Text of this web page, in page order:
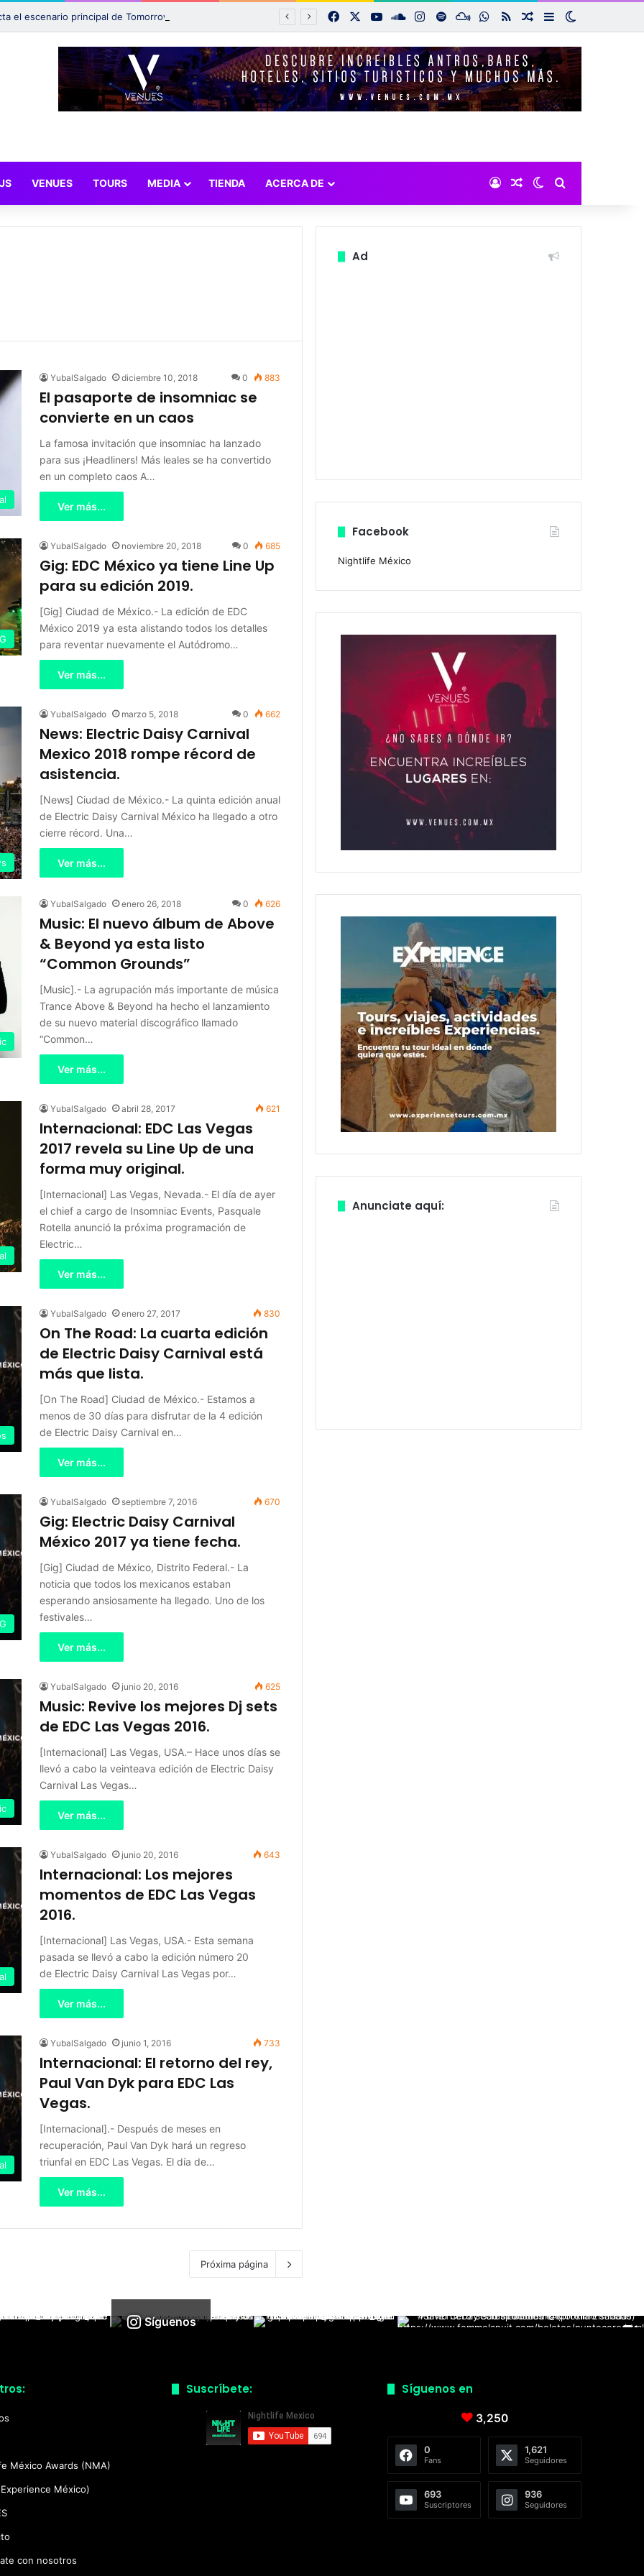
FacebookYouTubeSoundCloud
Instagram
SpotifyMixcloudWhatsApp
RSS Noticias aleatorias
Sidebar
VENUES TOURS MEDIA TIENDA ACERCA DE Iniciar sesión
Noticias aleatorias
Switch skin
Buscar por:
YubalSalgado diciembre 10, 2018 0 883
El pasaporte de insomniac se
convierte en un caos
La famosa invitación que insomniac ha lanzado
para sus ¡Headliners! Más leales se ha convertido
en un completo caos A…
Ver más...
YubalSalgado noviembre 20, 2018 0 685
Gig: EDC México ya tiene Line Up
para su edición 2019.
[Gig] Ciudad de México.- La edición de EDC
México 2019 ya esta alistando todos los detalles
para reventar nuevamente el Autódromo…
Ver más...
YubalSalgado marzo 5, 2018 0 662
News: Electric Daisy Carnival
Mexico 2018 rompe récord de
asistencia.
[News] Ciudad de México.- La quinta edición anual
de Electric Daisy Carnival México ha llegado a otro
cierre récord. Una…
Ver más...
YubalSalgado enero 26, 2018 0 626
Music: El nuevo álbum de Above
& Beyond ya esta listo
“Common Grounds”
[Music].- La agrupación más importante de música
Trance Above & Beyond ha hecho el lanzamiento
de su nuevo material discográfico llamado
“Common…
Ver más...
YubalSalgado abril 28, 2017 621
Internacional: EDC Las Vegas
2017 revela su Line Up de una
forma muy original.
[Internacional] Las Vegas, Nevada.- El día de ayer
el chief a cargo de Insomniac Events, Pasquale
Rotella anunció la próxima programación de
Electric…
Ver más...
YubalSalgado enero 27, 2017 830
On The Road: La cuarta edición
de Electric Daisy Carnival está
más que lista.
[On The Road] Ciudad de México.- Estamos a
menos de 30 días para disfrutar de la 4 edición
de Electric Daisy Carnival en…
Ver más...
YubalSalgado septiembre 7, 2016 670
Gig: Electric Daisy Carnival
México 2017 ya tiene fecha.
[Gig] Ciudad de México, Distrito Federal.- La
noticia que todos los mexicanos estaban
esperando ansiosamente ha llegado. Uno de los
festivales…
Ver más...
YubalSalgado junio 20, 2016 625
Music: Revive los mejores Dj sets
de EDC Las Vegas 2016.
[Internacional] Las Vegas, USA.– Hace unos días se
llevó a cabo la veinteava edición de Electric Daisy
Carnival Las Vegas…
Ver más...
YubalSalgado junio 20, 2016 643
Internacional: Los mejores
momentos de EDC Las Vegas
2016.
[Internacional] Las Vegas, USA.- Esta semana
pasada se llevó a cabo la edición número 20
de Electric Daisy Carnival Las Vegas por…
Ver más...
YubalSalgado junio 1, 2016 733
Internacional: El retorno del rey,
Paul Van Dyk para EDC Las
Vegas.
[Internacional].- Después de meses en
recuperación, Paul Van Dyk hará un regreso
triunfal en EDC Las Vegas. El día de…
Ver más...
Próxima página
Ad
Facebook
Nightlife México
Anunciate aquí:
Síguenos
México Awards (NMA)
México)
con nosotros
Suscríbete: Síguenos en
3,250
0
Fans
1,621
Seguidores
693
Suscriptores
936
Seguidores